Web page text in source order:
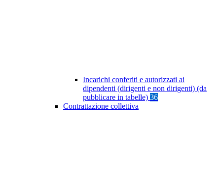
Incarichi conferiti e autorizzati ai
dipendenti (dirigenti e non dirigenti) (da
pubblicare in tabelle) 36
Contrattazione collettiva